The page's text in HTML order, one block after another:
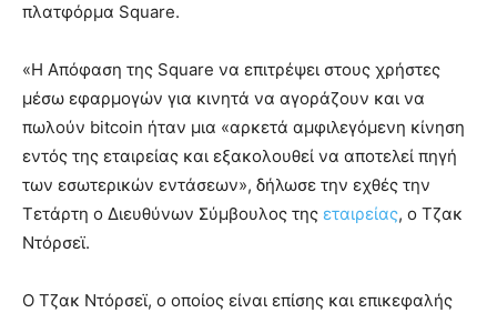
πλατφόρμα Square.
«Η Απόφαση της Square να επιτρέψει στους χρήστες
μέσω εφαρμογών για κινητά να αγοράζουν και να
πωλούν bitcoin ήταν μια «αρκετά αμφιλεγόμενη κίνηση
εντός της εταιρείας και εξακολουθεί να αποτελεί πηγή
των εσωτερικών εντάσεων», δήλωσε την εχθές την
Τετάρτη ο Διευθύνων Σύμβουλος της εταιρείας, ο Τζακ
Ντόρσεϊ.
Ο Τζακ Ντόρσεϊ, ο οποίος είναι επίσης και επικεφαλής